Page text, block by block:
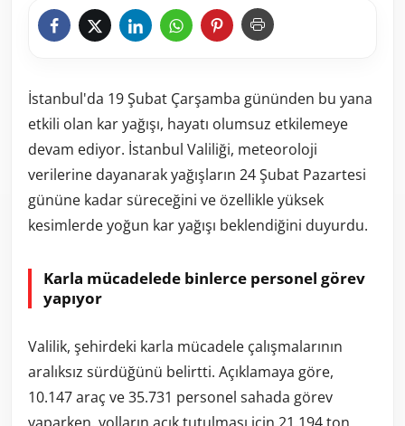
İstanbul'da 19 Şubat Çarşamba gününden bu yana
etkili olan kar yağışı, hayatı olumsuz etkilemeye
devam ediyor. İstanbul Valiliği, meteoroloji
verilerine dayanarak yağışların 24 Şubat Pazartesi
gününe kadar süreceğini ve özellikle yüksek
kesimlerde yoğun kar yağışı beklendiğini duyurdu.
Karla mücadelede binlerce personel görev
yapıyor
Valilik, şehirdeki karla mücadele çalışmalarının
aralıksız sürdüğünü belirtti. Açıklamaya göre,
10.147 araç ve 35.731 personel sahada görev